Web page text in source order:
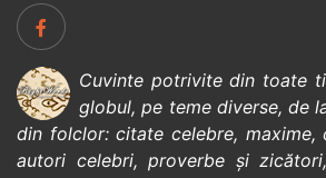
Cuvinte potrivite din toate
globul, pe teme diverse, de
din folclor:citate celebre, maxime,
autori celebri,proverbe și zicători,